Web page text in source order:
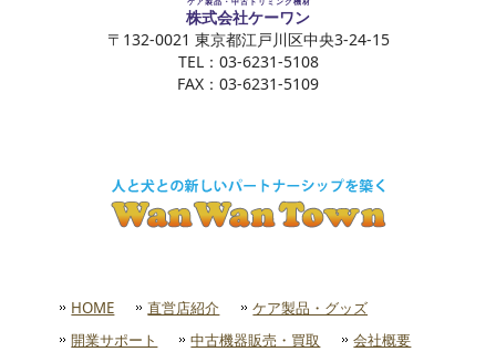
株式会社ケーワン
〒132-0021 東京都江戸川区中央3-24-15
TEL：03-6231-5108
FAX：03-6231-5109
HOME 直営店紹介
ケア製品・グッズ
開業サポート
中古機器販売・買取 会社概要